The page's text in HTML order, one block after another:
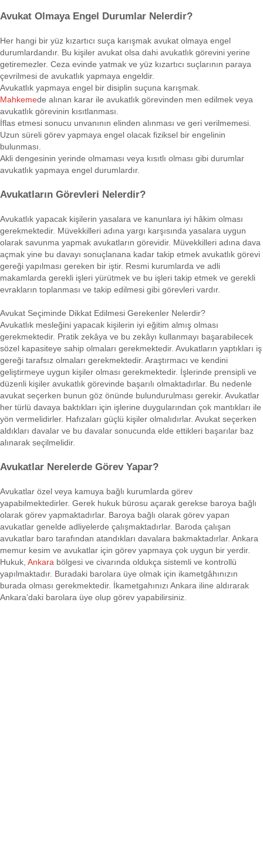
Avukat Olmaya Engel Durumlar Nelerdir?
Her hangi bir yüz kızartıcı suça karışmak avukat olmaya engel
durumlardandır. Bu kişiler avukat olsa dahi avukatlık görevini yerine
getiremezler. Ceza evinde yatmak ve yüz kızartıcı suçlarının paraya
çevrilmesi de avukatlık yapmaya engeldir.
Avukatlık yapmaya engel bir disiplin suçuna karışmak.
Mahkemede alınan karar ile avukatlık görevinden men edilmek veya
avukatlık görevinin kısıtlanması.
İflas etmesi sonucu unvanının elinden alınması ve geri verilmemesi.
Uzun süreli görev yapmaya engel olacak fiziksel bir engelinin
bulunması.
Akli dengesinin yerinde olmaması veya kısıtlı olması gibi durumlar
avukatlık yapmaya engel durumlardır.
Avukatların Görevleri Nelerdir?
Avukatlık yapacak kişilerin yasalara ve kanunlara iyi hâkim olması
gerekmektedir. Müvekkilleri adına yargı karşısında yasalara uygun
olarak savunma yapmak avukatların görevidir. Müvekkilleri adına dava
açmak yine bu davayı sonuçlanana kadar takip etmek avukatlık görevi
gereği yapılması gereken bir iştir. Resmi kurumlarda ve adli
makamlarda gerekli işleri yürütmek ve bu işleri takip etmek ve gerekli
evrakların toplanması ve takip edilmesi gibi görevleri vardır.
Avukat Seçiminde Dikkat Edilmesi Gerekenler Nelerdir?
Avukatlık mesleğini yapacak kişilerin iyi eğitim almış olması
gerekmektedir. Pratik zekâya ve bu zekâyı kullanmayı başarabilecek
sözel kapasiteye sahip olmaları gerekmektedir. Avukatların yaptıkları iş
gereği tarafsız olmaları gerekmektedir. Araştırmacı ve kendini
geliştirmeye uygun kişiler olması gerekmektedir. İşlerinde prensipli ve
düzenli kişiler avukatlık görevinde başarılı olmaktadırlar. Bu nedenle
avukat seçerken bunun göz önünde bulundurulması gerekir. Avukatlar
her türlü davaya baktıkları için işlerine duygularından çok mantıkları ile
yön vermelidirler. Hafızaları güçlü kişiler olmalıdırlar. Avukat seçerken
aldıkları davalar ve bu davalar sonucunda elde ettikleri başarılar baz
alınarak seçilmelidir.
Avukatlar Nerelerde Görev Yapar?
Avukatlar özel veya kamuya bağlı kurumlarda görev
yapabilmektedirler. Gerek hukuk bürosu açarak gerekse baroya bağlı
olarak görev yapmaktadırlar. Baroya bağlı olarak görev yapan
avukatlar genelde adliyelerde çalışmaktadırlar. Baroda çalışan
avukatlar baro tarafından atandıkları davalara bakmaktadırlar. Ankara
memur kesim ve avukatlar için görev yapmaya çok uygun bir yerdir.
Hukuk, Ankara bölgesi ve civarında oldukça sistemli ve kontrollü
yapılmaktadır. Buradaki barolara üye olmak için ikametgâhınızın
burada olması gerekmektedir. İkametgahınızı Ankara iline aldırarak
Ankara’daki barolara üye olup görev yapabilirsiniz.